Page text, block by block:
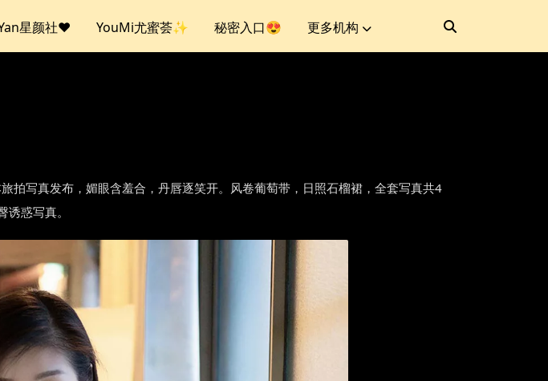
星颜社❤️ YouMi尤蜜荟✨ 秘密入口😍 更多机构
拍写真发布，媚眼含羞合，丹唇逐笑开。风卷葡萄带，日照石榴裙，全套写真共4
惑写真。